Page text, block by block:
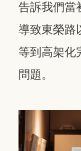
告訴我們當
導致東榮路
等到高架化
問題。